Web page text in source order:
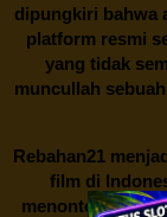
dipungkiri bahwa
platform resmi
yang tidak
muncullah
Rebahan21
film di
menonton film